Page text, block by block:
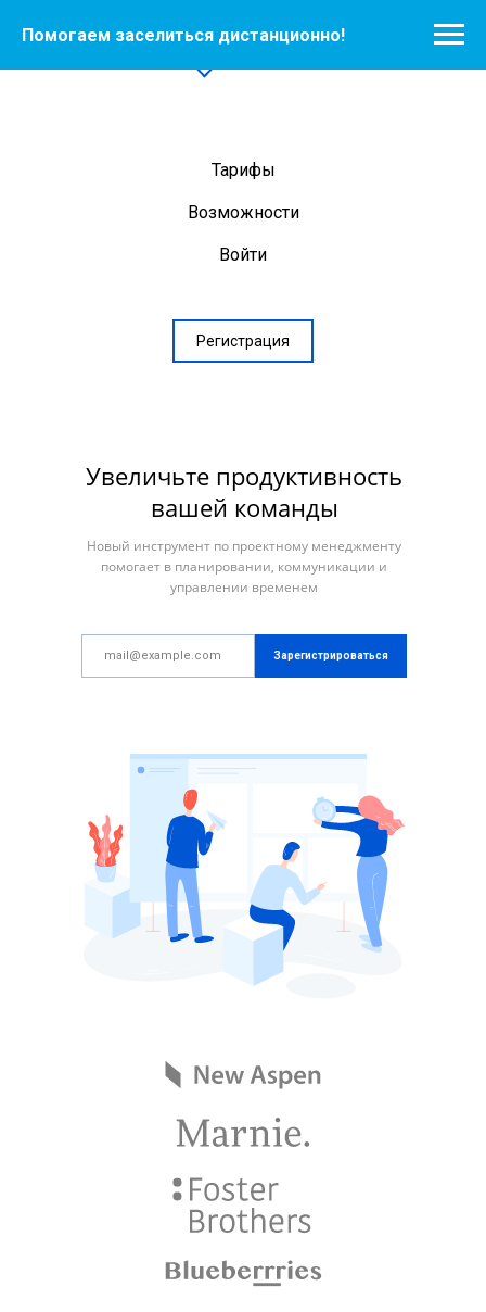
Помогаем заселиться дистанционно!
Тарифы
Возможности
Войти
Регистрация
Увеличьте продуктивность
вашей команды
Новый инструмент по проектному менеджменту
помогает в планировании, коммуникации и
управлении временем
Зарегистрироваться